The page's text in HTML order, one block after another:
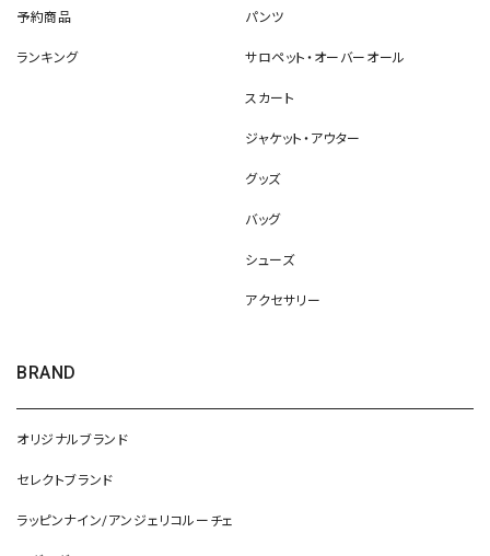
予約商品
ランキング
パンツ
サロペット・オーバーオール
スカート
ジャケット・アウター
グッズ
バッグ
シューズ
アクセサリー
BRAND
オリジナルブランド
セレクトブランド
ラッピンナイン/アンジェリコルーチェ